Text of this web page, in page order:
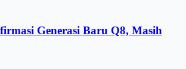
Generasi Baru Q8, Masih